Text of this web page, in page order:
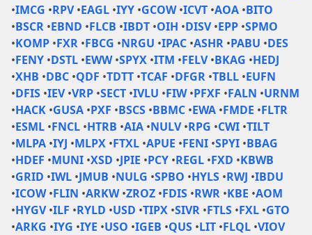
•IMCG •RPV •EAGL •IYY •GCOW •ICVT •AOA •BITO
•BSCR •EBND •FLCB •IBDT •OIH •DISV •EPP •SPMO
•KOMP •FXR •FBCG •NRGU •IPAC •ASHR •PABU •DES
•FENY •DSTL •EWW •SPYX •ITM •FELV •BKAG •HEDJ
•XHB •DBC •QDF •TDTT •TCAF •DFGR •TBLL •EUFN
•DFIS •IEV •VRP •SECT •IVLU •FIW •PFXF •FALN •URNM
•HACK •GUSA •PXF •BSCS •BBMC •EWA •FMDE •FLTR
•ESML •FNCL •HTRB •AIA •NULV •RPG •CWI •TILT
•MLPA •IYJ •MLPX •FTXL •APUE •FENI •SPYI •BBAG
•HDEF •MUNI •XSD •JPIE •PCY •REGL •FXD •KBWB
•GRID •IWL •JMUB •NULG •SPBO •HYLS •RWJ •IBDU
•ICOW •FLIN •ARKW •ZROZ •FDIS •RWR •KBE •AOM
•HYGV •ILF •RYLD •USD •TIPX •SIVR •FTLS •FXL •GTO
•ARKG •IYG •IYE •USO •IGEB •QUS •LIT •FLQL •VIOV